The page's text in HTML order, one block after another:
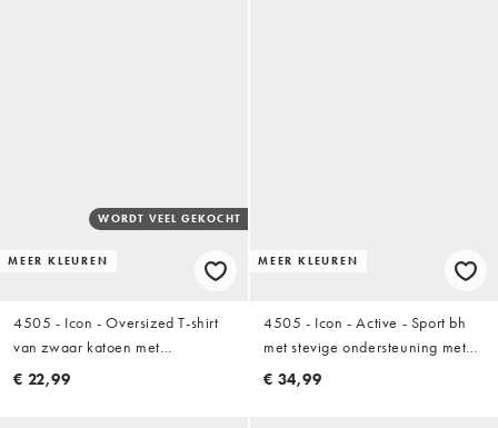
MEER KLEUREN
WORDT VEEL GEKOCHT
4505 - Icon - Oversized T-shirt
van zwaar katoen met
sneldrogende finish in blauwe
€ 22,99
MEER KLEUREN
4505 - Icon - Active - Sport bh
met stevige ondersteuning met
uitneembare vulling en
€ 34,99